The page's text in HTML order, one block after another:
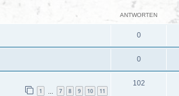
ANTWORTEN
0
0
1 7 8 9 10 11
102